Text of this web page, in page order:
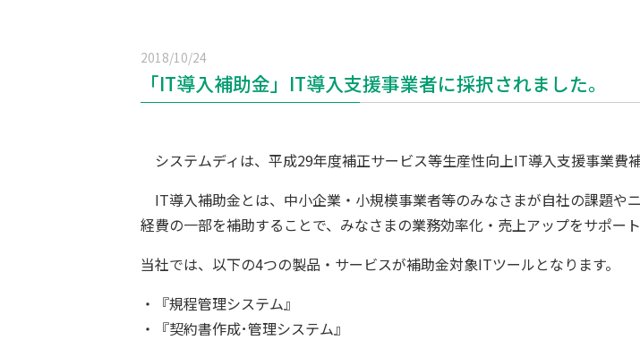
2018/10/24
「IT導入補助金」IT導入支援事業者に採択されました。
システムディは、平成29年度補正サービス等生産性向上IT導入支援事業費
IT導入補助金とは、中小企業・小規模事業者等のみなさまが自社の課題や
経費の一部を補助することで、みなさまの業務効率化・売上アップをサポー
当社では、以下の4つの製品・サービスが補助金対象ITツールとなります。
・
『規程管理システム』
・
『契約書作成･管理システム』